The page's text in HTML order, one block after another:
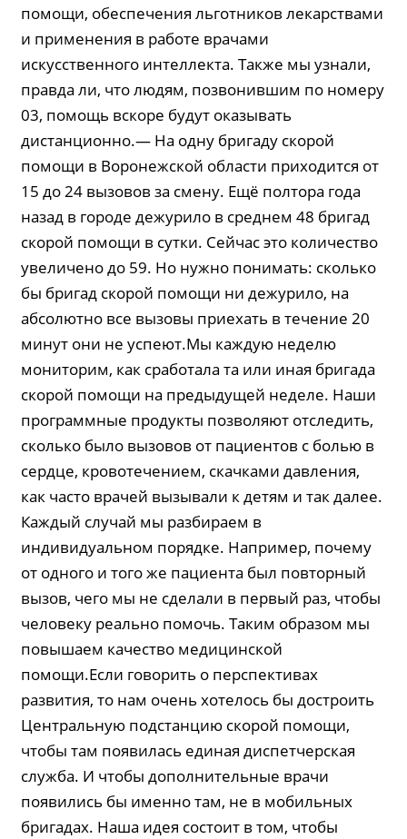
помощи, обеспечения льготников лекарствами
и применения в работе врачами
искусственного интеллекта. Также мы узнали,
правда ли, что людям, позвонившим по номеру
03, помощь вскоре будут оказывать
дистанционно.— На одну бригаду скорой
помощи в Воронежской области приходится от
15 до 24 вызовов за смену. Ещё полтора года
назад в городе дежурило в среднем 48 бригад
скорой помощи в сутки. Сейчас это количество
увеличено до 59. Но нужно понимать: сколько
бы бригад скорой помощи ни дежурило, на
абсолютно все вызовы приехать в течение 20
минут они не успеют.Мы каждую неделю
мониторим, как сработала та или иная бригада
скорой помощи на предыдущей неделе. Наши
программные продукты позволяют отследить,
сколько было вызовов от пациентов с болью в
сердце, кровотечением, скачками давления,
как часто врачей вызывали к детям и так далее.
Каждый случай мы разбираем в
индивидуальном порядке. Например, почему
от одного и того же пациента был повторный
вызов, чего мы не сделали в первый раз, чтобы
человеку реально помочь. Таким образом мы
повышаем качество медицинской
помощи.Если говорить о перспективах
развития, то нам очень хотелось бы достроить
Центральную подстанцию скорой помощи,
чтобы там появилась единая диспетчерская
служба. И чтобы дополнительные врачи
появились бы именно там, не в мобильных
бригадах. Наша идея состоит в том, чтобы